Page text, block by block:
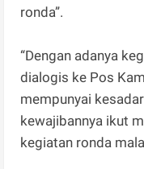
ronda”.
“Dengan adanya
dialogis ke Pos
mempunyai
kewajibannya ikut
kegiatan ronda